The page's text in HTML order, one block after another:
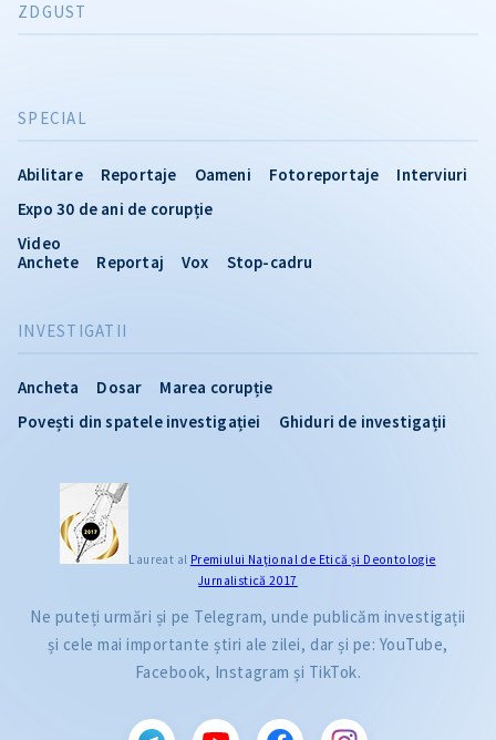
INVESTIGATII
Ancheta Dosar
Marea corupție
Povești din spatele investigației
Ghiduri de investigații
SPECIAL
Abilitare Reportaje Oameni Fotoreportaje
Interviuri
Expo 30 de ani de corupție
Video
Anchete
Reportaj Vox Stop-cadru
ZDGUST
Laureat al Premiului Naţional de Etică și Deontologie
Jurnalistică 2017
Ne puteți urmări și pe Telegram, unde publicăm investigații
și cele mai importante știri ale zilei, dar și pe: YouTube,
Facebook, Instagram și TikTok.